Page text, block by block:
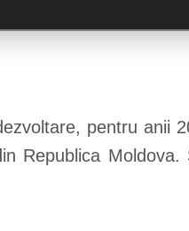
pentru anii
Republica